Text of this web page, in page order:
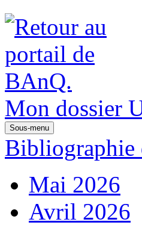
Mon dossier
Sous-menu
Bibliographie
Mai 2026
Avril 2026